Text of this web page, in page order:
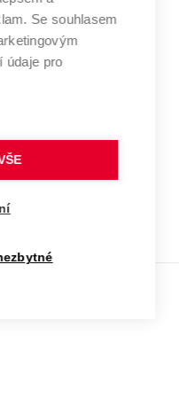
Se souhlasem
údaje pro